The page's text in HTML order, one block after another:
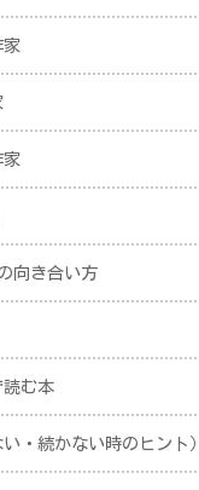
家
家
向き合い方
む本
・続かない時のヒント）